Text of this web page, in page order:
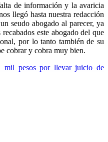
de información y la avaricia
llegó hasta nuestra redacción
seudo abogado al parecer, ya
este abogado del que
por lo tanto también de su
cobrar y cobra muy bien.
mil pesos por llevar juicio de